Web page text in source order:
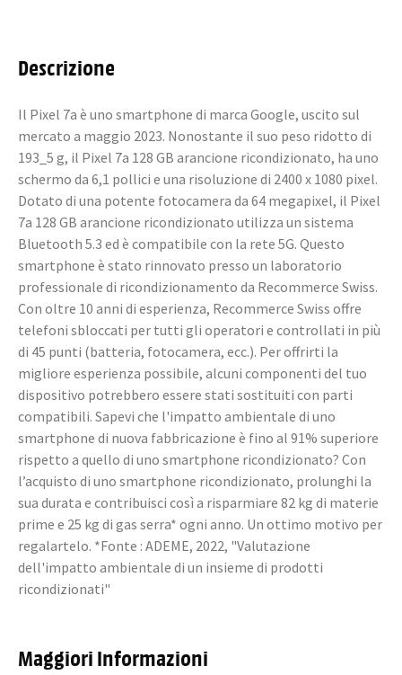
Descrizione
Il Pixel 7a è uno smartphone di marca Google, uscito sul
mercato a maggio 2023. Nonostante il suo peso ridotto di
193_5 g, il Pixel 7a 128 GB arancione ricondizionato, ha uno
schermo da 6,1 pollici e una risoluzione di 2400 x 1080 pixel.
Dotato di una potente fotocamera da 64 megapixel, il Pixel
7a 128 GB arancione ricondizionato utilizza un sistema
Bluetooth 5.3 ed è compatibile con la rete 5G. Questo
smartphone è stato rinnovato presso un laboratorio
professionale di ricondizionamento da Recommerce Swiss.
Con oltre 10 anni di esperienza, Recommerce Swiss offre
telefoni sbloccati per tutti gli operatori e controllati in più
di 45 punti (batteria, fotocamera, ecc.). Per offrirti la
migliore esperienza possibile, alcuni componenti del tuo
dispositivo potrebbero essere stati sostituiti con parti
compatibili. Sapevi che l'impatto ambientale di uno
smartphone di nuova fabbricazione è fino al 91% superiore
rispetto a quello di uno smartphone ricondizionato? Con
l’acquisto di uno smartphone ricondizionato, prolunghi la
sua durata e contribuisci così a risparmiare 82 kg di materie
prime e 25 kg di gas serra* ogni anno. Un ottimo motivo per
regalartelo. *Fonte : ADEME, 2022, "Valutazione
dell'impatto ambientale di un insieme di prodotti
ricondizionati"
Maggiori Informazioni